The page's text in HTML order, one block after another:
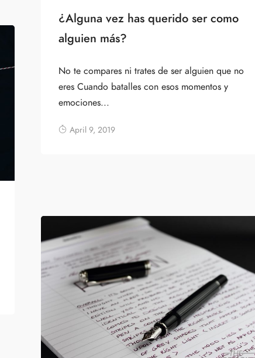
¿Alguna vez has querido ser como
alguien más?
No te compares ni trates de ser alguien que no
eres Cuando batalles con esos momentos y
emociones...
April 9, 2019